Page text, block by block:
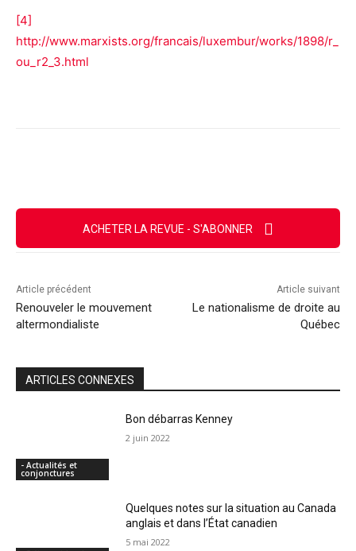
[4]
http://www.marxists.org/francais/luxembur/works/1898/r_
ou_r2_3.html
ACHETER LA REVUE - S'ABONNER
Article précédent
Renouveler le mouvement
altermondialiste
Article suivant
Le nationalisme de droite au
Québec
ARTICLES CONNEXES
- Actualités et
conjonctures
Bon débarras Kenney
2 juin 2022
Quelques notes sur la situation au Canada
anglais et dans l’État canadien
5 mai 2022